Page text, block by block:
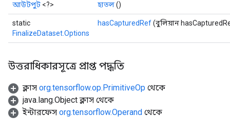
আউটপুট <?> হাতল()
static
FinalizeDataset.Options
hasCapturedRef(বুলিয়ান
উত্তরাধিকারসূত্রে প্রাপ্ত পদ্ধতি
ক্লাস org.tensorflow.op.PrimitiveOp থেকে
java.lang.Object ক্লাস থেকে
ইন্টারফেস org.tensorflow.Operand থেকে